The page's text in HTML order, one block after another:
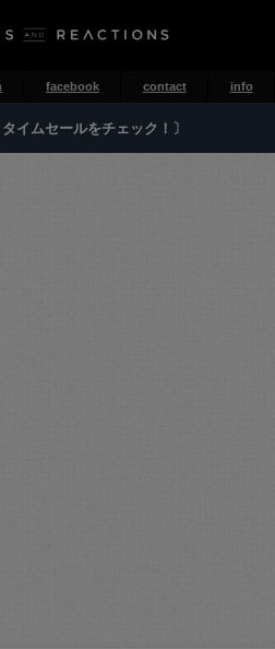
facebook contact info
イムセールをチェック！〕